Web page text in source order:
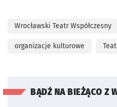
Wrocławski Teatr Współczesny
organizacje kulturowe
BĄDŹ NA BIEŻĄCO Z